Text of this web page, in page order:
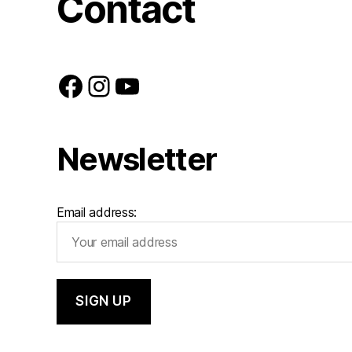
Facebook
Instagram
YouTube
Newsletter
Email address: